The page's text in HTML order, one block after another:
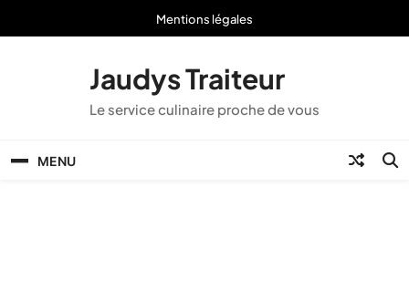
Mentions légales
Jaudys Traiteur
Le service culinaire proche de vous
MENU